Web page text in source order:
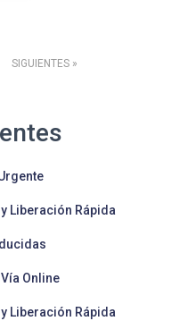
SIGUIENTES
Liberación Rápida
Online
Liberación Rápida